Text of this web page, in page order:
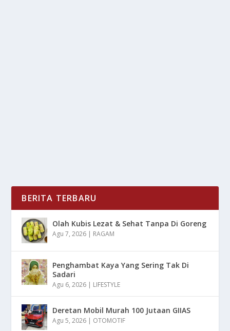
BERITA TERBARU
Olah Kubis Lezat & Sehat Tanpa Di Goreng
Agu 7, 2026 | RAGAM
Penghambat Kaya Yang Sering Tak Di
Sadari
Agu 6, 2026 | LIFESTYLE
Deretan Mobil Murah 100 Jutaan GIIAS
Agu 5, 2026 | OTOMOTIF